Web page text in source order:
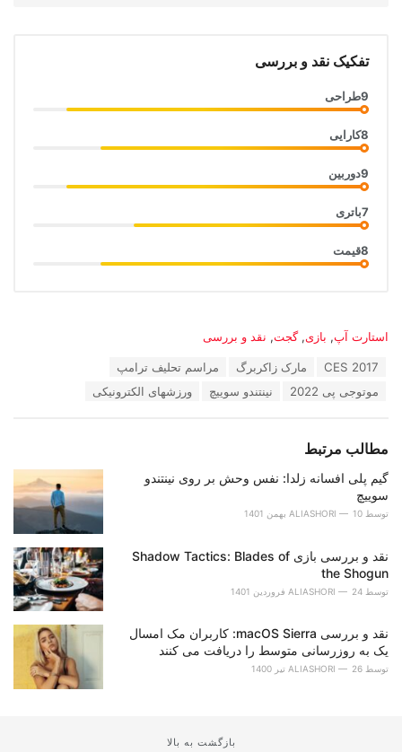
تفکیک نقد و بررسی
طراحی9
کارایی8
دوربین9
باتری7
قیمت8
دسته‌ها:
استارت آپ, بازی,گجت, نقد و بررسی
برچسب:
CES 2017 مارک زاکربرگ
مراسم تحلیف ترامپ
موتوجی پی 2022
نینتندو سوییچ ورزشهای الکترونیکی
مطالب مرتبط
گیم پلی افسانه زلدا: نفس وحش بر روی نینتندو
سوییچ
توسط ALIASHORI 10 بهمن 1401
نقد و بررسی بازی Shadow Tactics: Blades of
the Shogun
توسط ALIASHORI 24 فروردین 1401
نقد و بررسی macOS Sierra: کاربران مک امسال
یک به روزرسانی متوسط را دریافت می کنند
توسط ALIASHORI 26 تیر 1400
بازگشت به بالا